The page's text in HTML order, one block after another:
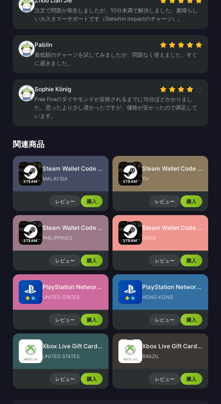
注文で問題が発生しましたが、10分未満で解決しました。素晴らし
いカスタマーサポートです（Genshin Impactのチャージ）。
Pablin
最低額のチャージを試してみましたが、問題なく使えました。すぐ
に届きました。
Sophie König
Free Fireのダイヤモンドが反映されるまでに15分ほどかかりまし
た。思ったより少し遅かったですが、価格が安かったので満足して
います。
関連商品
Steam Wallet Code (MYR)
MALAYSIA
レビュー 購入
Steam Wallet Code (THB)
TH
レビュー 購入
Steam Wallet Code (PHP)
PHILIPPINES
レビュー 購入
Steam Wallet Code (INR)
INDIA
レビュー 購入
PlayStation Network Card (US)
UNITED STATES
レビュー 購入
PlayStation Network Card (HK)
HONG KONG
レビュー 購入
Xbox Live Gift Card (US)
UNITED STATES
レビュー 購入
Xbox Live Gift Card (BR)
BRAZIL
レビュー 購入